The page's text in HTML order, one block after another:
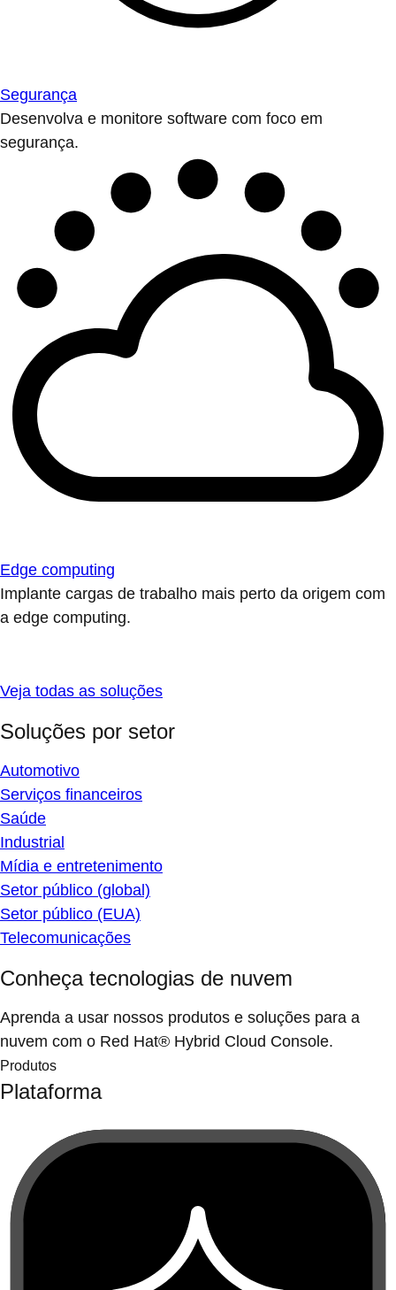
Segurança
Desenvolva e monitore software com foco em
segurança.
Edge computing
Implante cargas de trabalho mais perto da origem com
a edge computing.
Veja todas as soluções
Soluções por setor
Automotivo
Serviços financeiros
Saúde
Industrial
Mídia e entretenimento
Setor público (global)
Setor público (EUA)
Telecomunicações
Conheça tecnologias de nuvem
Aprenda a usar nossos produtos e soluções para a
nuvem com o Red Hat® Hybrid Cloud Console.
Produtos
Plataforma